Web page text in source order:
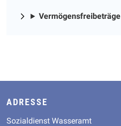
Vermögensfreibeträge
Footer
ADRESSE
Sozialdienst Wasseramt